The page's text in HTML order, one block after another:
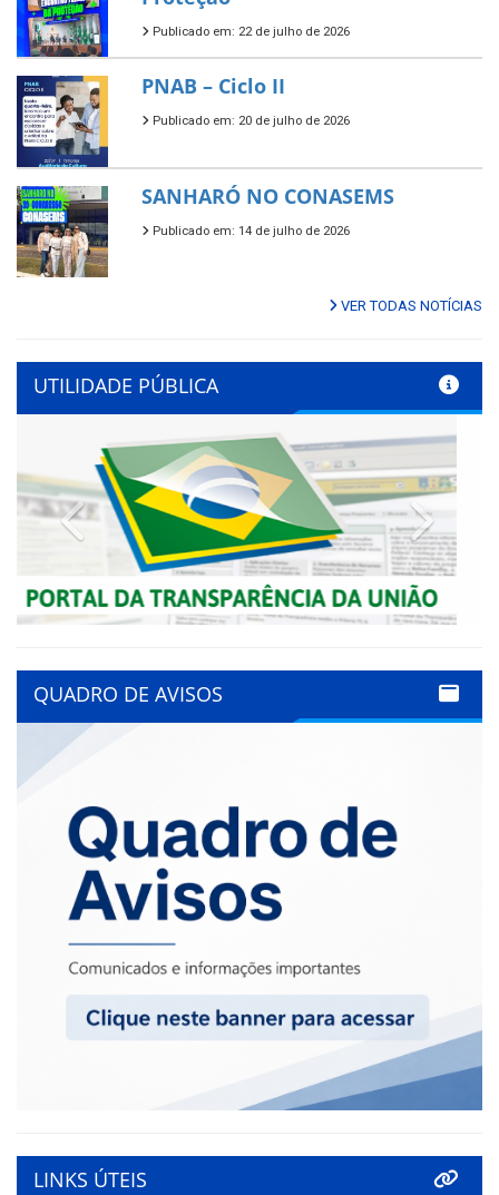
Publicado em: 22 de julho de 2026
PNAB – Ciclo II
Publicado em: 20 de julho de 2026
SANHARÓ NO CONASEMS
Publicado em: 14 de julho de 2026
VER TODAS NOTÍCIAS
UTILIDADE PÚBLICA
Previous
QUADRO DE AVISOS
LINKS ÚTEIS